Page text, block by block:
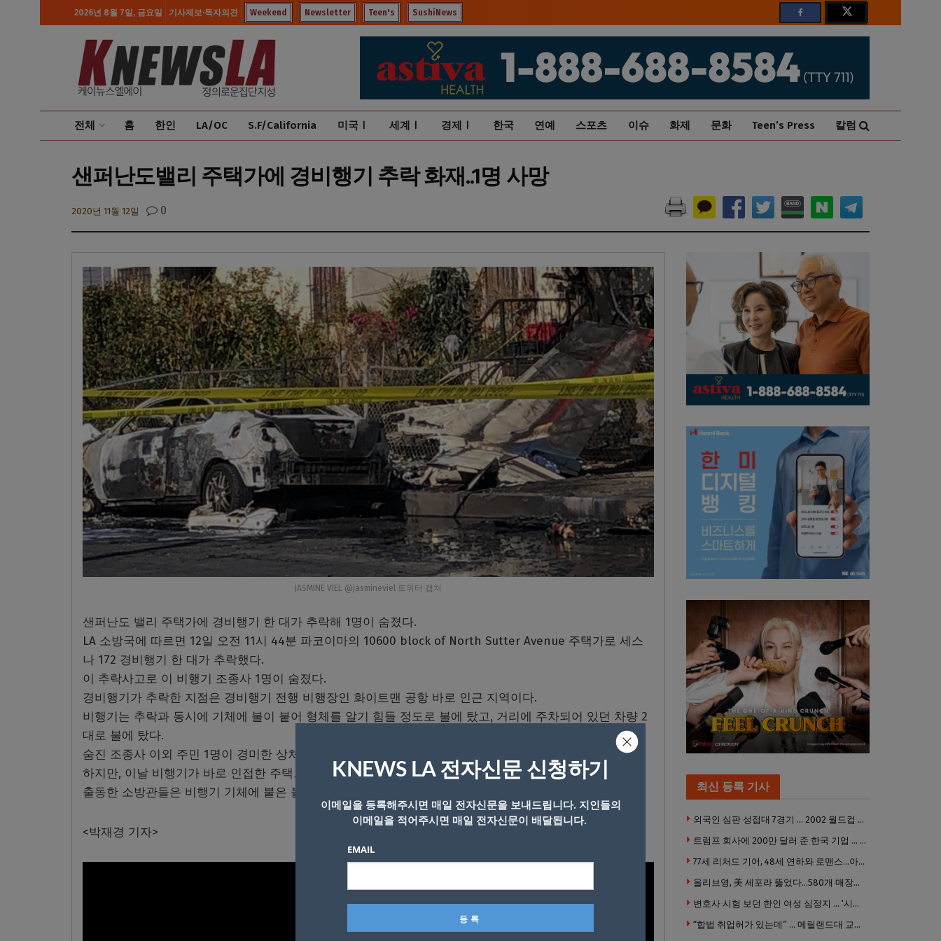
2026년 8월 7일, 금요일 기사제보·독자의견 Weekend Newsletter Teen's SushiNews
전체 홈 한인 LA/OC S.F/California 미국Ⅰ 세계Ⅰ 경제Ⅰ 한국 연예 스포츠 이슈 화제 문화 Teen’s Press 칼럼
샌퍼난도밸리 주택가에 경비행기 추락 화재..1명 사망
2020년 11월 12일 0
JASMINE VIEL @jasmineviel 트위터 캡처
샌퍼난도 밸리 주택가에 경비행기 한 대가 추락해 1명이 숨졌다.
LA 소방국에 따르면 12일 오전 11시 44분 파코이마의 10600 block of North Sutter Avenue 주택가로 세스
나 172 경비행기 한 대가 추락했다.
이 추락사고로 이 비행기 조종사 1명이 숨졌다.
경비행기가 추락한 지점은 경비행기 전행 비행장인 화이트맨 공항 바로 인근 지역이다.
비행기는 추락과 동시에 기체에 불이 붙어 형체를 알기 힘들 정도로 불에 탔고, 거리에 주차되어 있던 차량 2
대로 불에 탔다.
숨진 조종사 이외 주민 1명이 경미한 상처를 입었으나 다른 인명피해는 없었다.
하지만, 이날 비행기가 바로 인접한 주택으로 추락했을 경우 더 큰 피해가 날 수도 있었다.
출동한 소방관들은 비행기 기체에 붙은 불길이 인접한 주택으로 번지지 않도록 하는 데 주력했다.
<박재경 기자>
최신 등록 기사
외국인 심판 성접대 7경기 … 2002 월드컵 4강 신화도 흔들
트럼프 회사에 200만 달러 준 한국 기업 … 민주당 뇌물의혹 조사
77세 리처드 기어, 48세 연하와 로맨스…아들과 3살 차
올리브영, 美 세포라 뚫었다…580개 매장에 ‘K뷰티에딧’ 론칭
변호사 시험 보던 한인 여성 심정지 … ‘시험장측 대응 부적절’ 소송
“합법 취업허가 있는데” … 메릴랜드대 교수, 공항서 ICE에 체포, 구금 중
KNEWS LA 전자신문 신청하기
이메일을 등록해주시면 매일 전자신문을 보내드립니다. 지인들의
이메일을 적어주시면 매일 전자신문이 배달됩니다.
EMAIL